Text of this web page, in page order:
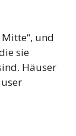
und
sie
Häuser